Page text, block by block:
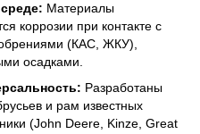
Материалы
коррозии при контакте с
(КАС, ЖКУ),
осадками.
Разработаны
и рам известных
(John Deere, Kinze, Great